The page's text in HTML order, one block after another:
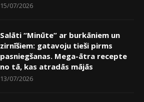
15/07/2026
Salāti “Minūte” ar burkāniem un
zirnīšiem: gatavoju tieši pirms
pasniegšanas. Mega-ātra recepte
no tā, kas atradās mājās
13/07/2026